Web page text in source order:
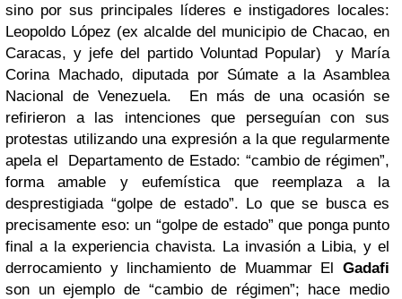
sino por sus principales líderes e instigadores locales:
Leopoldo López (ex alcalde del municipio de Chacao, en
Caracas, y jefe del partido Voluntad Popular) y María
Corina Machado, diputada por Súmate a la Asamblea
Nacional de Venezuela. En más de una ocasión se
refirieron a las intenciones que perseguían con sus
protestas utilizando una expresión a la que regularmente
apela el Departamento de Estado: “cambio de régimen”,
forma amable y eufemística que reemplaza a la
desprestigiada “golpe de estado”. Lo que se busca es
precisamente eso: un “golpe de estado” que ponga punto
final a la experiencia chavista. La invasión a Libia, y el
derrocamiento y linchamiento de Muammar El Gadafi
son un ejemplo de “cambio de régimen”; hace medio